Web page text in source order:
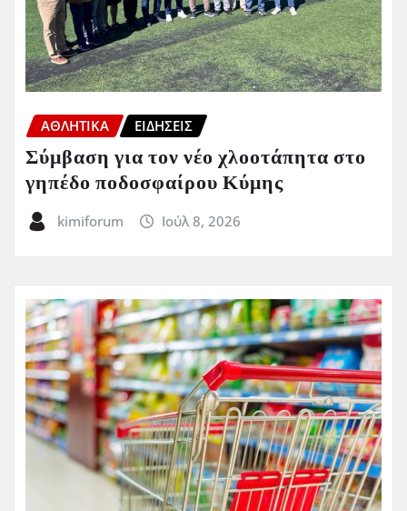
ΑΘΛΗΤΙΚΑ ΕΙΔΗΣΕΙΣ
Σύμβαση για τον νέο χλοοτάπητα στο
γηπέδο ποδοσφαίρου Κύμης
kimiforum Ιούλ 8, 2026